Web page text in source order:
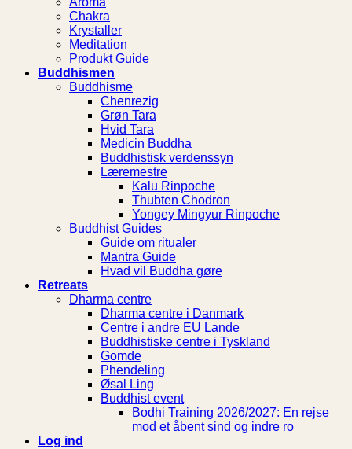
Chakra
Krystaller
Meditation
Produkt Guide
Buddhismen
Buddhisme
Chenrezig
Grøn Tara
Hvid Tara
Medicin Buddha
Buddhistisk verdenssyn
Læremestre
Kalu Rinpoche
Thubten Chodron
Yongey Mingyur Rinpoche
Buddhist Guides
Guide om ritualer
Mantra Guide
Hvad vil Buddha gøre
Retreats
Dharma centre
Dharma centre i Danmark
Centre i andre EU Lande
Buddhistiske centre i Tyskland
Gomde
Phendeling
Øsal Ling
Buddhist event
Bodhi Training 2026/2027: En rejse
mod et åbent sind og indre ro
Log ind